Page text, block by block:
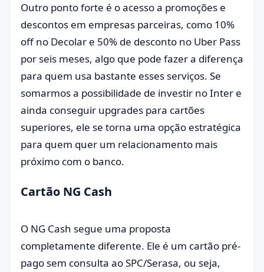
Outro ponto forte é o acesso a promoções e
descontos em empresas parceiras, como 10%
off no Decolar e 50% de desconto no Uber Pass
por seis meses, algo que pode fazer a diferença
para quem usa bastante esses serviços. Se
somarmos a possibilidade de investir no Inter e
ainda conseguir upgrades para cartões
superiores, ele se torna uma opção estratégica
para quem quer um relacionamento mais
próximo com o banco.
Cartão NG Cash
O NG Cash segue uma proposta
completamente diferente. Ele é um cartão pré-
pago sem consulta ao SPC/Serasa, ou seja,